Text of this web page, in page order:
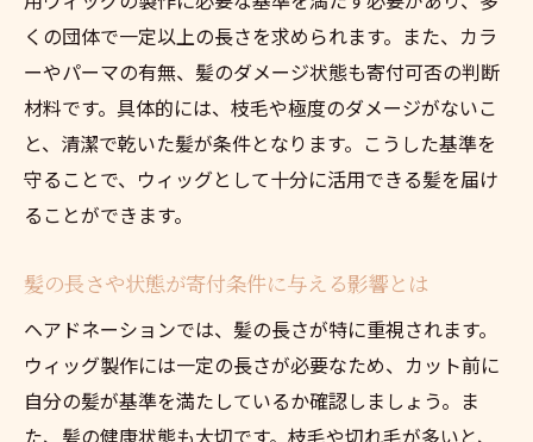
髪の長さや状態で迷わない寄付ガイド
ヘアドネーションに適した長さの見極め方
ダメージの有無が寄付条件に与えるポイン
ト
20cmでもできるヘアドネーションの最新情
報
髪の寄付で不安な状態別の解決策を紹介
ヘアドネーションで失敗しないカットの準
備法
東京都豊島区南池袋で始める社会貢献の一歩
くの団体で一定以上の長さを求められます。また、カラ
ーやパーマの有無、髪のダメージ状態も寄付可否の判断
材料です。具体的には、枝毛や極度のダメージがないこ
と、清潔で乾いた髪が条件となります。こうした基準を
守ることで、ウィッグとして十分に活用できる髪を届け
ることができます。
髪の長さや状態が寄付条件に与える影響とは
ヘアドネーションでは、髪の長さが特に重視されます。
ウィッグ製作には一定の長さが必要なため、カット前に
自分の髪が基準を満たしているか確認しましょう。ま
た、髪の健康状態も大切です。枝毛や切れ毛が多いと、